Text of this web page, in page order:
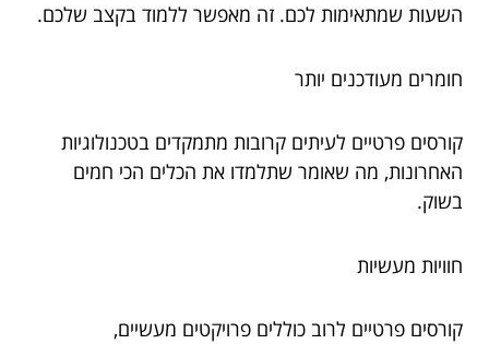
השעות שמתאימות לכם. זה מאפשר ללמוד בקצב שלכם.
חומרים מעודכנים יותר
קורסים פרטיים לעיתים קרובות מתמקדים בטכנולוגיות
האחרונות, מה שאומר שתלמדו את הכלים הכי חמים
בשוק.
חוויות מעשיות
קורסים פרטיים לרוב כוללים פרויקטים מעשיים,